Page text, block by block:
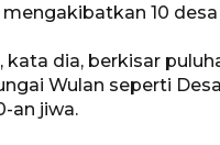
10
dia, berkisar
Wulan seperti
an jiwa.